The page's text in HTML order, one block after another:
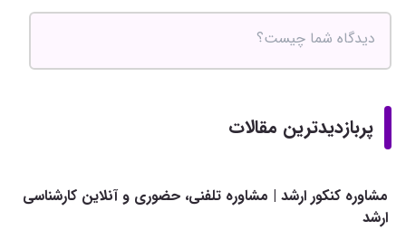
پربازدیدترین مقالات
مشاوره کنکور ارشد | مشاوره تلفنی، حضوری و آنلاین کارشناسی
ارشد